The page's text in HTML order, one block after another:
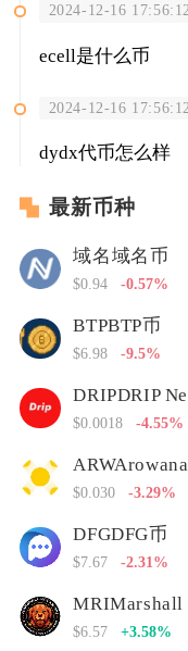
2024-12-16 17:56:12
ecell是什么币
2024-12-16 17:56:12
dydx代币怎么样
最新币种
域名域名币
$0.94 -0.57%
BTPBTP币
$6.98 -9.5%
$0.0018 -4.55%
$0.030 -3.29%
DFGDFG币
$7.67 -2.31%
$6.57 +3.58%